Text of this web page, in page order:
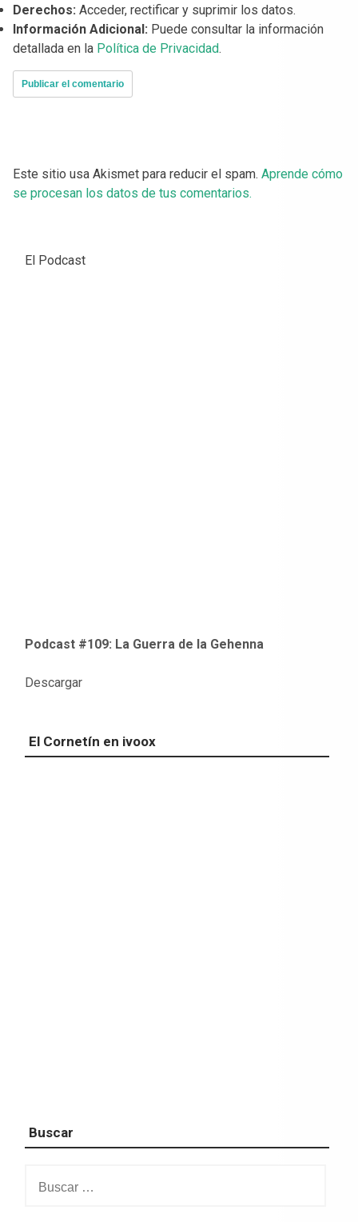
Derechos: Acceder, rectificar y suprimir los datos.
Información Adicional: Puede consultar la información
detallada en la Política de Privacidad.
Este sitio usa Akismet para reducir el spam. Aprende cómo
se procesan los datos de tus comentarios.
El Podcast
Podcast #109: La Guerra de la Gehenna
Descargar
El Cornetín en ivoox
Buscar